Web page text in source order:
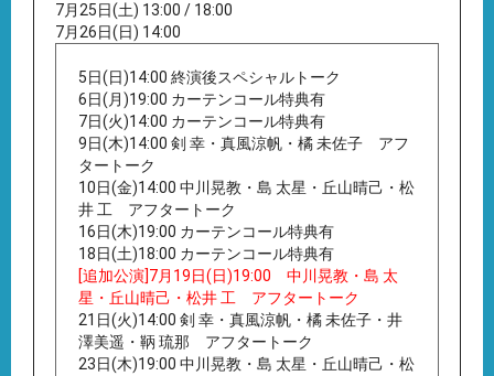
7月25日(土) 13:00 / 18:00
7月26日(日) 14:00
5日(日)14:00 終演後スペシャルトーク
6日(月)19:00 カーテンコール特典有
7日(火)14:00 カーテンコール特典有
9日(木)14:00 剣 幸・真風涼帆・橘 未佐子 アフ
タートーク
10日(金)14:00 中川晃教・島 太星・丘山晴己・松
井 工 アフタートーク
16日(木)19:00 カーテンコール特典有
18日(土)18:00 カーテンコール特典有
[追加公演]7月19日(日)19:00 中川晃教・島 太
星・丘山晴己・松井 工 アフタートーク
21日(火)14:00 剣 幸・真風涼帆・橘 未佐子・井
澤美遥・鞆 琉那 アフタートーク
23日(木)19:00 中川晃教・島 太星・丘山晴己・松